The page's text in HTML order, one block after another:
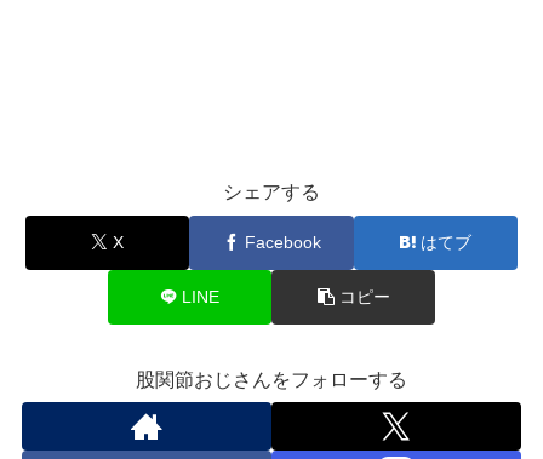
シェアする
X Facebook はてブ
LINE コピー
股関節おじさんをフォローする